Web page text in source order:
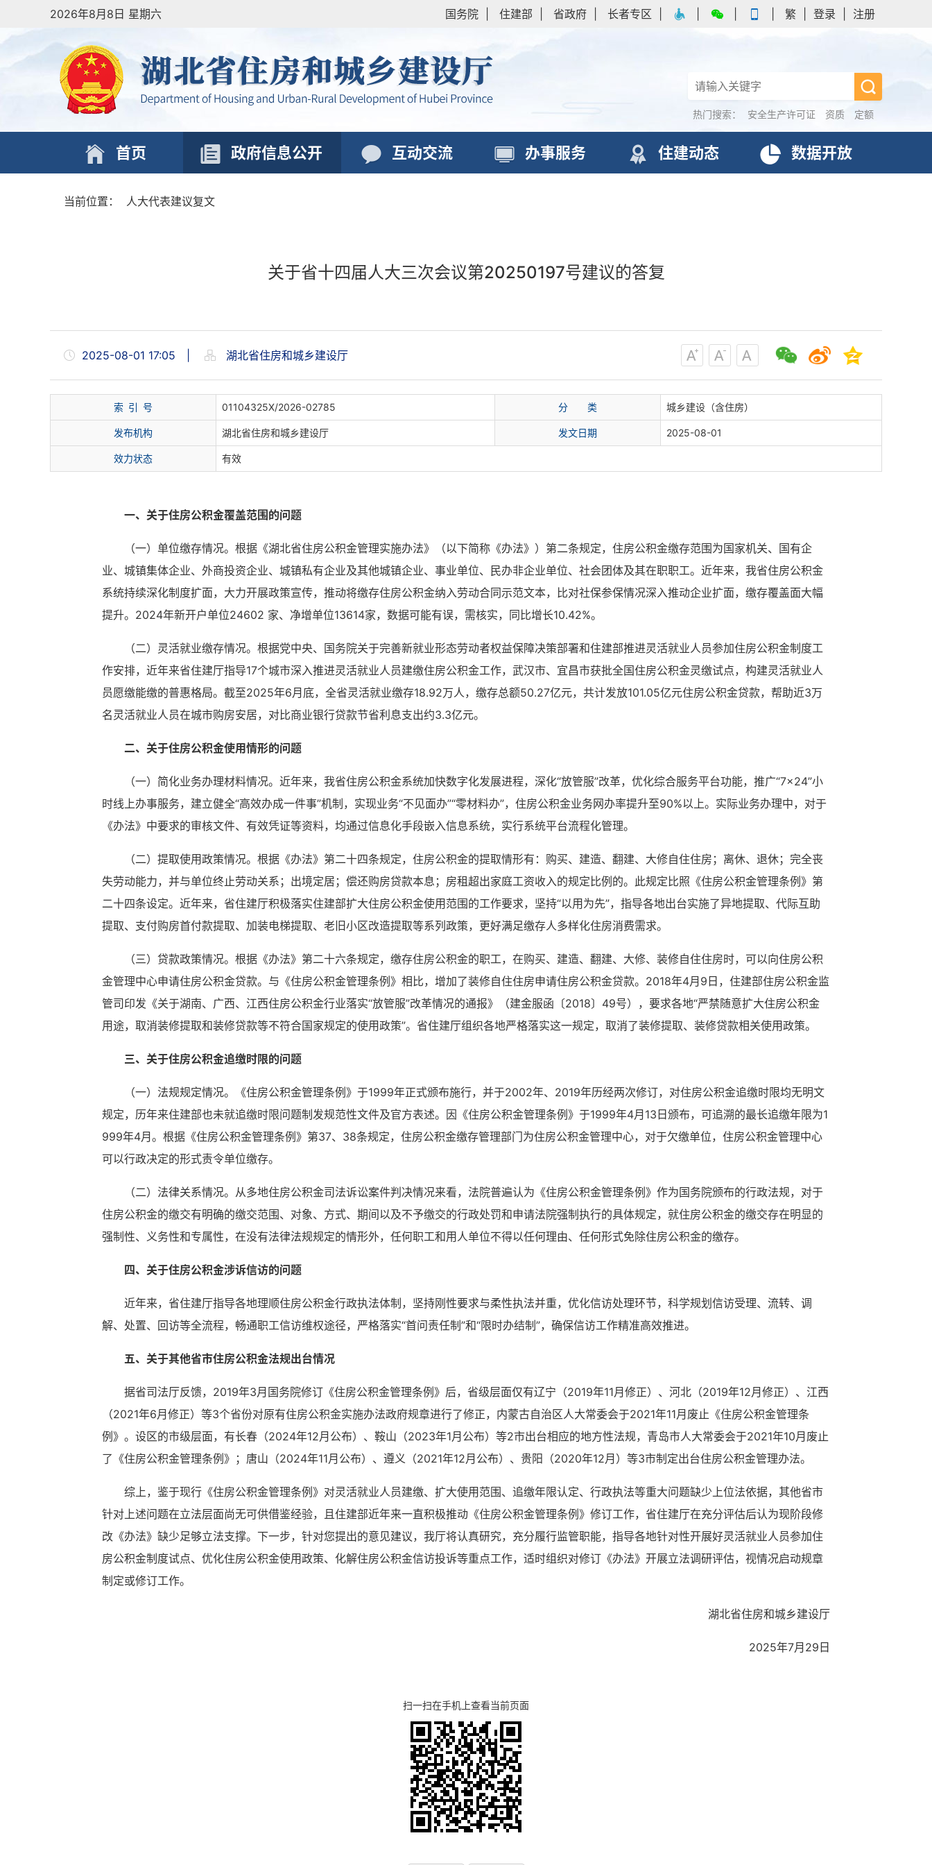
2026年8月8日 星期六 国务院 住建部 省政府 长者专区 繁 登录 注册
热门搜索： 安全生产许可证 资质 定额
首页 政府信息公开 互动交流 办事服务 住建动态 数据开放
当前位置： 人大代表建议复文
关于省十四届人大三次会议第20250197号建议的答复
2025-08-01 17:05 湖北省住房和城乡建设厅
索 引 号 01104325X/2026-02785 分 类 城乡建设（含住房）
发布机构 湖北省住房和城乡建设厅 发文日期 2025-08-01
效力状态 有效
一、关于住房公积金覆盖范围的问题
（一）单位缴存情况。根据《湖北省住房公积金管理实施办法》（以下简称《办法》）第二条规定，住房公积金缴存范围为国家机关、国有企
业、城镇集体企业、外商投资企业、城镇私有企业及其他城镇企业、事业单位、民办非企业单位、社会团体及其在职职工。近年来，我省住房公积金
系统持续深化制度扩面，大力开展政策宣传，推动将缴存住房公积金纳入劳动合同示范文本，比对社保参保情况深入推动企业扩面，缴存覆盖面大幅
提升。2024年新开户单位24602 家、净增单位13614家，数据可能有误，需核实，同比增长10.42%。
（二）灵活就业缴存情况。根据党中央、国务院关于完善新就业形态劳动者权益保障决策部署和住建部推进灵活就业人员参加住房公积金制度工
作安排，近年来省住建厅指导17个城市深入推进灵活就业人员建缴住房公积金工作，武汉市、宜昌市获批全国住房公积金灵缴试点，构建灵活就业人
员愿缴能缴的普惠格局。截至2025年6月底，全省灵活就业缴存18.92万人，缴存总额50.27亿元，共计发放101.05亿元住房公积金贷款，帮助近3万
名灵活就业人员在城市购房安居，对比商业银行贷款节省利息支出约3.3亿元。
二、关于住房公积金使用情形的问题
（一）简化业务办理材料情况。近年来，我省住房公积金系统加快数字化发展进程，深化“放管服”改革，优化综合服务平台功能，推广“7×24”小
时线上办事服务，建立健全“高效办成一件事”机制，实现业务“不见面办”“零材料办”，住房公积金业务网办率提升至90%以上。实际业务办理中，对于
《办法》中要求的审核文件、有效凭证等资料，均通过信息化手段嵌入信息系统，实行系统平台流程化管理。
（二）提取使用政策情况。根据《办法》第二十四条规定，住房公积金的提取情形有：购买、建造、翻建、大修自住住房；离休、退休；完全丧
失劳动能力，并与单位终止劳动关系；出境定居；偿还购房贷款本息；房租超出家庭工资收入的规定比例的。此规定比照《住房公积金管理条例》第
二十四条设定。近年来，省住建厅积极落实住建部扩大住房公积金使用范围的工作要求，坚持“以用为先”，指导各地出台实施了异地提取、代际互助
提取、支付购房首付款提取、加装电梯提取、老旧小区改造提取等系列政策，更好满足缴存人多样化住房消费需求。
（三）贷款政策情况。根据《办法》第二十六条规定，缴存住房公积金的职工，在购买、建造、翻建、大修、装修自住住房时，可以向住房公积
金管理中心申请住房公积金贷款。与《住房公积金管理条例》相比，增加了装修自住住房申请住房公积金贷款。2018年4月9日，住建部住房公积金监
管司印发《关于湖南、广西、江西住房公积金行业落实“放管服”改革情况的通报》（建金服函〔2018〕49号），要求各地“严禁随意扩大住房公积金
用途，取消装修提取和装修贷款等不符合国家规定的使用政策”。省住建厅组织各地严格落实这一规定，取消了装修提取、装修贷款相关使用政策。
三、关于住房公积金追缴时限的问题
（一）法规规定情况。《住房公积金管理条例》于1999年正式颁布施行，并于2002年、2019年历经两次修订，对住房公积金追缴时限均无明文
规定，历年来住建部也未就追缴时限问题制发规范性文件及官方表述。因《住房公积金管理条例》于1999年4月13日颁布，可追溯的最长追缴年限为1
999年4月。根据《住房公积金管理条例》第37、38条规定，住房公积金缴存管理部门为住房公积金管理中心，对于欠缴单位，住房公积金管理中心
可以行政决定的形式责令单位缴存。
（二）法律关系情况。从多地住房公积金司法诉讼案件判决情况来看，法院普遍认为《住房公积金管理条例》作为国务院颁布的行政法规，对于
住房公积金的缴交有明确的缴交范围、对象、方式、期间以及不予缴交的行政处罚和申请法院强制执行的具体规定，就住房公积金的缴交存在明显的
强制性、义务性和专属性，在没有法律法规规定的情形外，任何职工和用人单位不得以任何理由、任何形式免除住房公积金的缴存。
四、关于住房公积金涉诉信访的问题
近年来，省住建厅指导各地理顺住房公积金行政执法体制，坚持刚性要求与柔性执法并重，优化信访处理环节，科学规划信访受理、流转、调
解、处置、回访等全流程，畅通职工信访维权途径，严格落实“首问责任制”和“限时办结制”，确保信访工作精准高效推进。
五、关于其他省市住房公积金法规出台情况
据省司法厅反馈，2019年3月国务院修订《住房公积金管理条例》后，省级层面仅有辽宁（2019年11月修正）、河北（2019年12月修正）、江西
（2021年6月修正）等3个省份对原有住房公积金实施办法政府规章进行了修正，内蒙古自治区人大常委会于2021年11月废止《住房公积金管理条
例》。设区的市级层面，有长春（2024年12月公布）、鞍山（2023年1月公布）等2市出台相应的地方性法规，青岛市人大常委会于2021年10月废止
了《住房公积金管理条例》；唐山（2024年11月公布）、遵义（2021年12月公布）、贵阳（2020年12月）等3市制定出台住房公积金管理办法。
综上，鉴于现行《住房公积金管理条例》对灵活就业人员建缴、扩大使用范围、追缴年限认定、行政执法等重大问题缺少上位法依据，其他省市
针对上述问题在立法层面尚无可供借鉴经验，且住建部近年来一直积极推动《住房公积金管理条例》修订工作，省住建厅在充分评估后认为现阶段修
改《办法》缺少足够立法支撑。下一步，针对您提出的意见建议，我厅将认真研究，充分履行监管职能，指导各地针对性开展好灵活就业人员参加住
房公积金制度试点、优化住房公积金使用政策、化解住房公积金信访投诉等重点工作，适时组织对修订《办法》开展立法调研评估，视情况启动规章
制定或修订工作。
湖北省住房和城乡建设厅
2025年7月29日
扫一扫在手机上查看当前页面
湖北省住建厅机关后勤服务中心